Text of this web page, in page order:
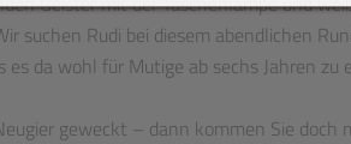
suchen Rudi bei diesem abendlichen
es da wohl für Mutige ab sechs Jahren zu
geweckt – dann kommen Sie doch